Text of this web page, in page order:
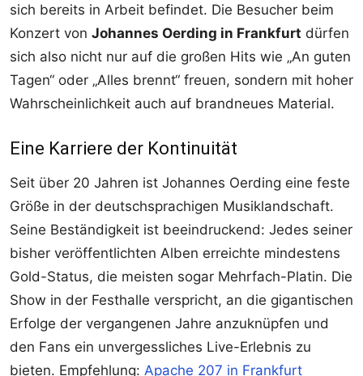
sich bereits in Arbeit befindet. Die Besucher beim
Konzert von Johannes Oerding in Frankfurt dürfen
sich also nicht nur auf die großen Hits wie „An guten
Tagen“ oder „Alles brennt“ freuen, sondern mit hoher
Wahrscheinlichkeit auch auf brandneues Material.
Eine Karriere der Kontinuität
Seit über 20 Jahren ist Johannes Oerding eine feste
Größe in der deutschsprachigen Musiklandschaft.
Seine Beständigkeit ist beeindruckend: Jedes seiner
bisher veröffentlichten Alben erreichte mindestens
Gold-Status, die meisten sogar Mehrfach-Platin. Die
Show in der Festhalle verspricht, an die gigantischen
Erfolge der vergangenen Jahre anzuknüpfen und
den Fans ein unvergessliches Live-Erlebnis zu
bieten. Empfehlung: Apache 207 in Frankfurt